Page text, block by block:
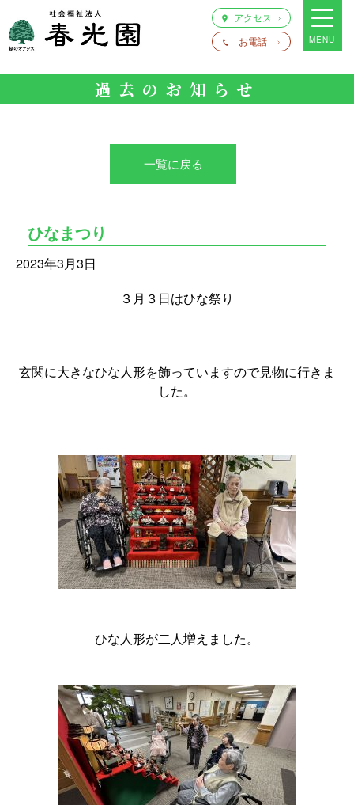
アクセス
お電話
MENU
過去のお知らせ
一覧に戻る
ひなまつり
2023年3月3日
３月３日はひな祭り
玄関に大きなひな人形を飾っていますので見物に行きま
した。
ひな人形が二人増えました。